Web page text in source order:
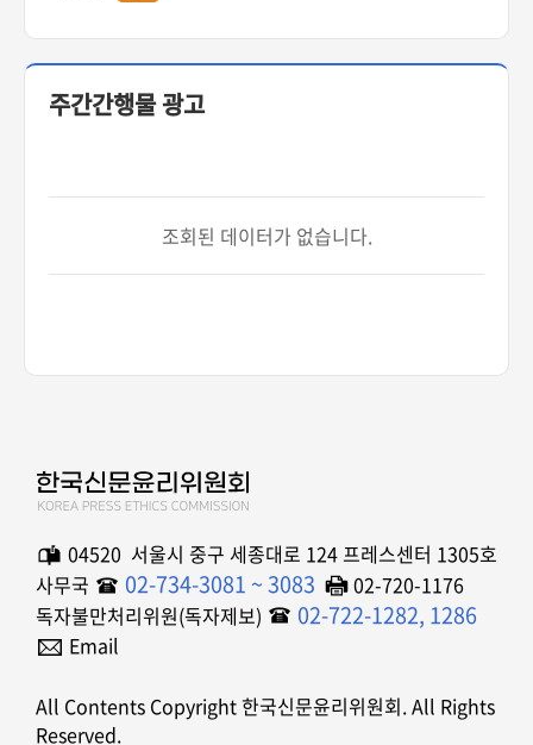
주간간행물 광고
조회된 데이터가 없습니다.
04520 서울시 중구 세종대로 124 프레스센터 1305호
사무국
02-734-3081 ~ 3083
02-720-1176
독자불만처리위원(독자제보)
02-722-1282, 1286
Email
All Contents Copyright 한국신문윤리위원회. All Rights
Reserved.